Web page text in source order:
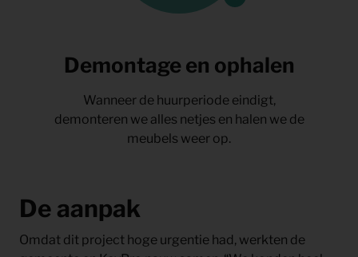
Demontage en ophalen
Wanneer de huurperiode eindigt,
demonteren we alles netjes en halen we de
meubels weer op.
De aanpak
Omdat dit project hoge urgentie had, werkten de